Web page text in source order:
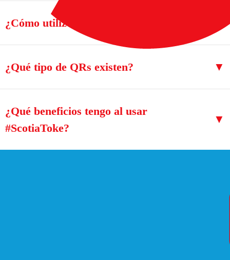
¿Cómo utilizo #ScotiaToke?
¿Qué tipo de QRs existen? ▼
¿Qué beneficios tengo al usar
#ScotiaToke?
▼